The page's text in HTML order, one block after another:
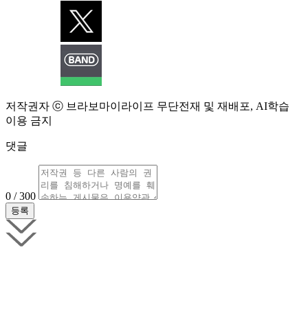
저작권자 ⓒ 브라보마이라이프 무단전재 및 재배포, AI학습
이용 금지
댓글
0 / 300